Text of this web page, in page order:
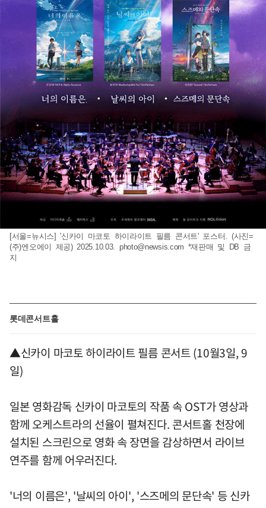
[서울=뉴시스] '신카이 마코토 하이라이트 필름 콘서트' 포스터. (사진=
(주)엔오에이 제공) 2025.10.03. photo@newsis.com *재판매 및 DB 금
지
롯데콘서트홀
▲신카이 마코토 하이라이트 필름 콘서트 (10월3일, 9
일)
일본 영화감독 신카이 마코토의 작품 속 OST가 영상과
함께 오케스트라의 선율이 펼쳐진다. 콘서트홀 천장에
설치된 스크린으로 영화 속 장면을 감상하면서 라이브
연주를 함께 어우러진다.
'너의 이름은', '날씨의 아이', '스즈메의 문단속' 등 신카